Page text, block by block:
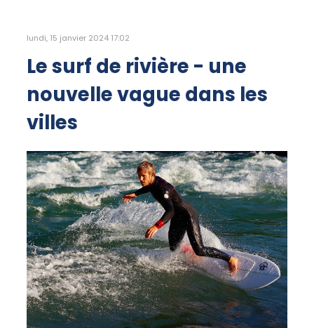
lundi, 15 janvier 2024 17:02
Le surf de rivière - une
nouvelle vague dans les
villes